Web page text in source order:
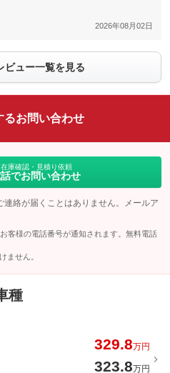
2026年08月02日
ビュー一覧を見る
るお問い合わせ
在庫確認・見積り依頼
でお問い合わせ
絡が届くことはありません。メールア
客様の電話番号が通知されます。無料電話
ません。
種
329.8万円
323.8万円